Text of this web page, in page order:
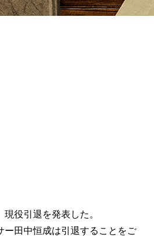
役引退を発表した。
ー田中恒成は引退することをご